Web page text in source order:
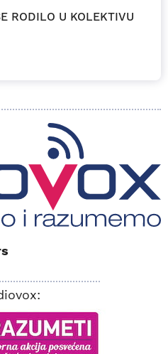
RODILO U KOLEKTIVU